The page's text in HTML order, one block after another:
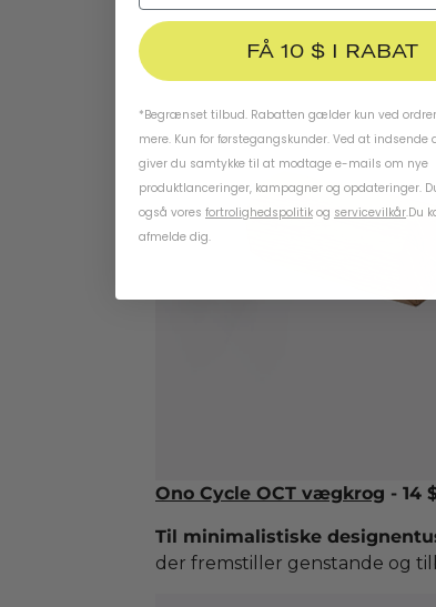
Ono Cycle OCT vægkrog - 14
Til minimalistiske
der fremstiller genstande og
FÅ 10 $ I RABAT
*Begrænset tilbud. Rabatten gælder kun ved
mere. Kun for førstegangskunder. Ved at
giver du samtykke til at modtage e-mails om nye
produktlanceringer, kampagner og opdateringer.
også vores fortrolighedspolitik og servicevilkår.Du
afmelde dig.